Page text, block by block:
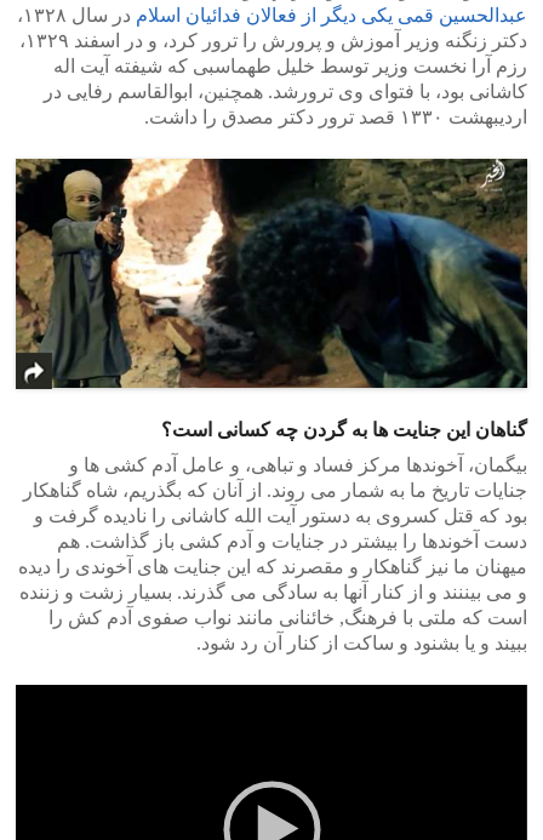
عبدالحسین قمی یکی دیگر از فعالان فدائیان اسلام
در سال ۱۳۲۸،
دکتر زنگنه وزیر آموزش و پرورش را ترور کرد، و در اسفند ۱۳۲۹،
رزم آرا نخست وزیر توسط خلیل طهماسبی که شیفته آیت اله
کاشانی بود، با فتوای وی ترورشد. همچنین، ابوالقاسم رفایی در
اردیبهشت ۱۳۳۰ قصد ترور دکتر مصدق را داشت.
گناهان این جنایت ها به گردن چه کسانی است؟
بیگمان، آخوندها مرکز فساد و تباهی، و عامل آدم کشی ها و
جنایات تاریخ ما به شمار می روند. از آنان که بگذریم، شاه گناهکار
بود که قتل کسروی به دستور آیت الله کاشانی را نادیده گرفت و
دست آخوندها را بیشتر در جنایات و آدم کشی باز گذاشت. هم
میهنان ما نیز گناهکار و مقصرند که این جنایت های آخوندی را دیده
و می بیننند و از کنار آنها به سادگی می گذرند. بسیار زشت و زننده
است که ملتی با فرهنگ, خائنانی مانند نواب صفوی آدم کش را
ببیند و یا بشنود و ساکت از کنار آن رد شود.